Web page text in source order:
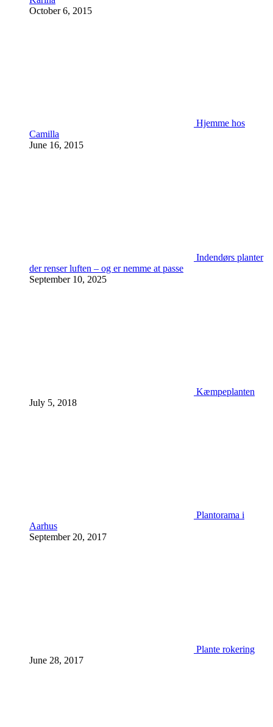
October 6, 2015
Hjemme hos
Camilla
June 16, 2015
Indendørs planter
der renser luften – og er nemme at passe
September 10, 2025
Kæmpeplanten
July 5, 2018
Plantorama i
Aarhus
September 20, 2017
Plante rokering
June 28, 2017